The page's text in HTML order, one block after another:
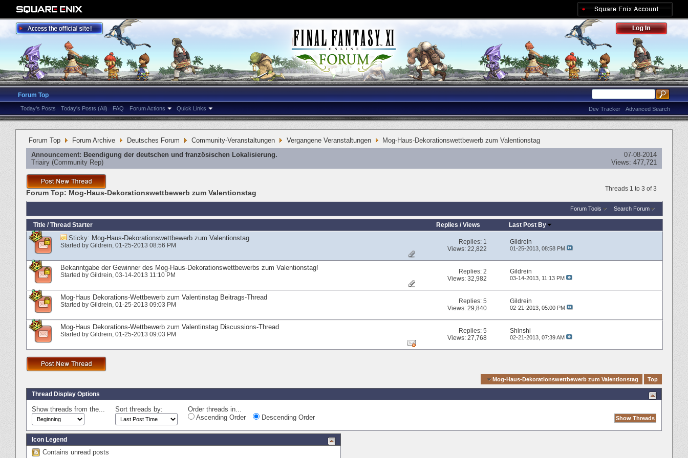
Forum Top
Today's Posts Today's Posts (All) FAQ Forum Actions Quick Links Advanced Search
Dev Tracker
Forum Top Forum Archive Deutsches Forum Community-Veranstaltungen Vergangene Veranstaltungen
Mog-Haus-Dekorationswettbewerb zum Valentionstag
Announcement: Beendigung der deutschen und französischen Lokalisierung.
Triairy ‎(Community Rep)
07-08-2014
Views: 477,721
Threads 1 to 3 of 3
Forum Top: Mog-Haus-Dekorationswettbewerb zum Valentionstag
Forum Tools Search Forum
Title / Thread Starter Replies /Views Last Post By
Sticky: Mog-Haus-Dekorationswettbewerb zum Valentionstag
Started by Gildrein‎, 01-25-2013 08:56 PM Replies: 1
Views: 22,822
Gildrein
01-25-2013, 08:58 PM
Bekanntgabe der Gewinner des Mog-Haus-Dekorationswettbewerbs zum Valentionstag!
Started by Gildrein‎, 03-14-2013 11:10 PM Replies:2
Views: 32,982
Gildrein
03-14-2013, 11:13 PM
Mog-Haus Dekorations-Wettbewerb zum Valentinstag Beitrags-Thread
Started by Gildrein‎, 01-25-2013 09:03 PM Replies:5
Views: 29,840
Gildrein
02-21-2013, 05:00 PM
Mog-Haus Dekorations-Wettbewerb zum Valentinstag Discussions-Thread
Started by Gildrein‎, 01-25-2013 09:03 PM Replies:5
Views: 27,768
Shinshi
02-21-2013, 07:39 AM
Mog-Haus-Dekorationswettbewerb zum Valentionstag Top
Thread Display Options
Show threads from the... Sort threads by:
Order threads in...
Ascending Order
Descending Order
Icon Legend
Contains unread posts